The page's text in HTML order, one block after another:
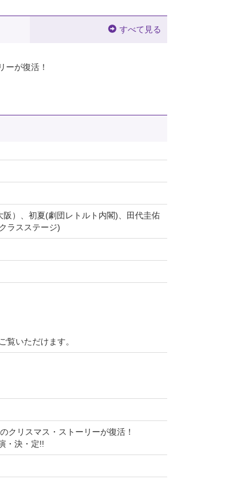
すべて見る
ーが復活！
）、初夏(劇団レトルト内閣)、田代圭佑
ラスステージ)
いただけます。
クリスマス・ストーリーが復活！
・決・定!!